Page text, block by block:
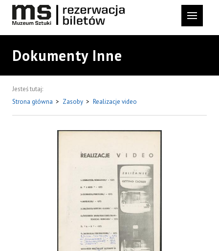
Dokumenty Inne
Jesteś tutaj:
Strona główna > Zasoby > Realizacje video